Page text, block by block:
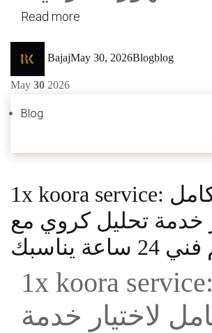
Read more
BajajMay 30, 2026Blogblog
May 30 2026
Blog
1x koora service: دليلك الكامل
خدمة تحليل كروي مع
يناسبك
1x koora service: دليلك
لاختيار خدمة